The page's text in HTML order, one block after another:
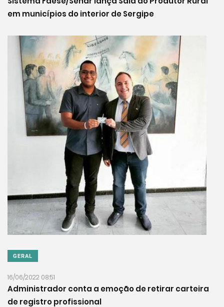
em municípios do interior de Sergipe
GERAL
16/06/2022 08:51
Administrador conta a emoção de retirar carteira
de registro profissional